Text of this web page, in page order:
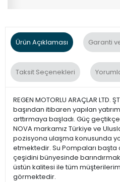
Ürün Açıklaması Garanti
Taksit Seçenekleri
REGEN MOTORLU ARAÇLAR LTD.
başından itibaren yapılan
arttırmaya başladı. Güç
NOVA markamız Türkiye ve
pozisyona ulaşma konusunda
etmektedir. Su Pompaları
çeşidini bünyesinde
üstün kalitesi ile tüm
görmektedir.